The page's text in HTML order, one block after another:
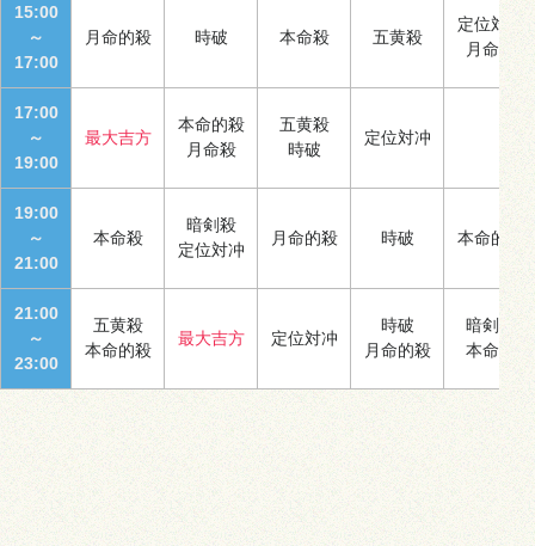
15:00
～
17:00
月命的殺 時破 本命殺 五黄殺
定位対冲
月命殺
17:00
～
19:00
最大吉方
本命的殺
月命殺
五黄殺
時破
定位対冲
19:00
～
21:00
本命殺
暗剣殺
定位対冲
月命的殺 時破 本命的殺
21:00
～
23:00
五黄殺
本命的殺
最大吉方 定位対冲
時破
月命的殺
暗剣殺
本命殺